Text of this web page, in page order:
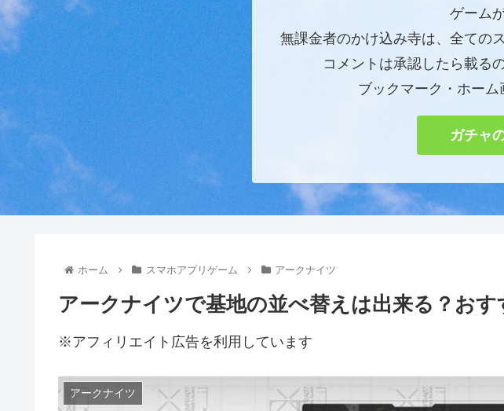
ゲーム
無課金者のかけ込み寺は、全ての
コメントは承認したら載る
ブックマーク・ホーム
ガチャ
ホーム スマホアプリゲーム アークナイツ
アークナイツで基地の並べ替えは出来る？おす
※アフィリエイト広告を利用しています
アークナイツ